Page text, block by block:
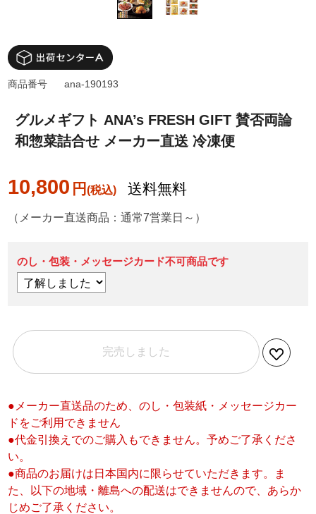
グルメギフト ANA’s FRESH GIFT 賛否両論
和惣菜詰合せ メーカー直送 冷凍便
10,800 円 送料無料
商品番号 ana-190193
（メーカー直送商品：通常7営業日～）
のし・包装・メッセージカード不可商品です
完売しました
●メーカー直送品のため、のし・包装紙・メッセージカー
ドをご利用できません
●代金引換えでのご購入もできません。予めご了承くださ
い。
●商品のお届けは日本国内に限らせていただきます。ま
た、以下の地域・離島への配送はできませんので、あらか
じめご了承ください。